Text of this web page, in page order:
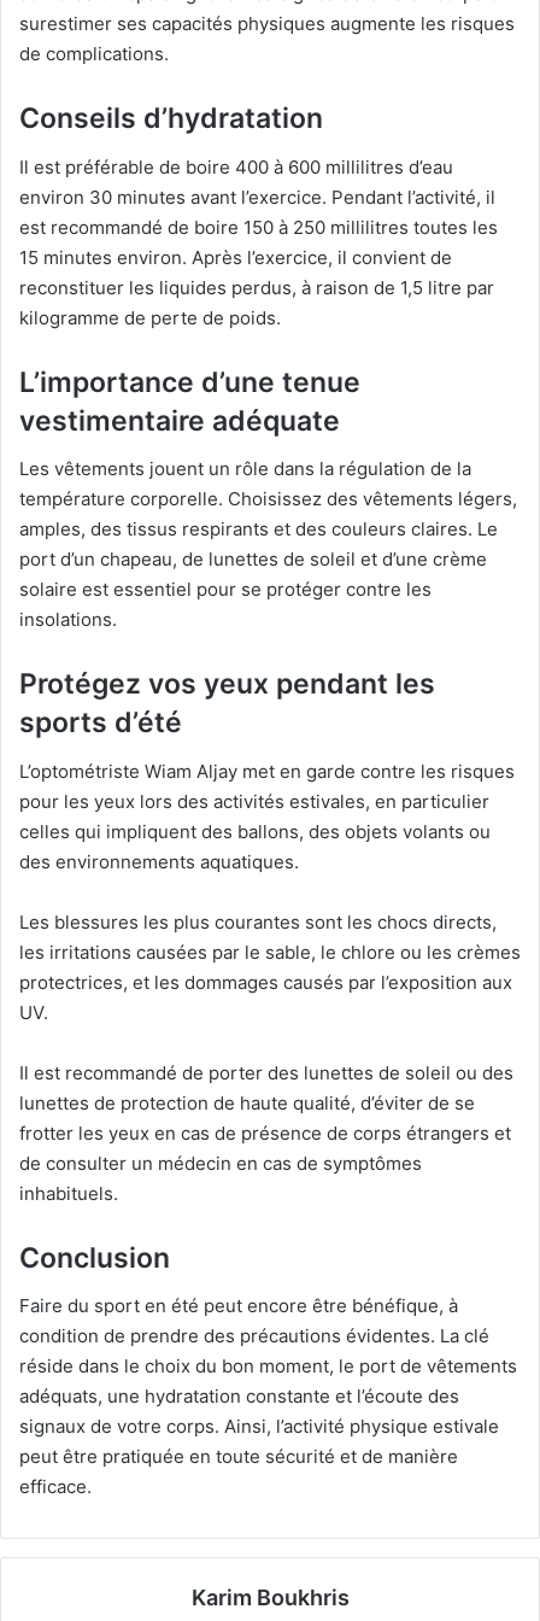
surestimer ses capacités physiques augmente les risques
de complications.
Conseils d’hydratation
Il est préférable de boire 400 à 600 millilitres d’eau
environ 30 minutes avant l’exercice. Pendant l’activité, il
est recommandé de boire 150 à 250 millilitres toutes les
15 minutes environ. Après l’exercice, il convient de
reconstituer les liquides perdus, à raison de 1,5 litre par
kilogramme de perte de poids.
L’importance d’une tenue
vestimentaire adéquate
Les vêtements jouent un rôle dans la régulation de la
température corporelle. Choisissez des vêtements légers,
amples, des tissus respirants et des couleurs claires. Le
port d’un chapeau, de lunettes de soleil et d’une crème
solaire est essentiel pour se protéger contre les
insolations.
Protégez vos yeux pendant les
sports d’été
L’optométriste Wiam Aljay met en garde contre les risques
pour les yeux lors des activités estivales, en particulier
celles qui impliquent des ballons, des objets volants ou
des environnements aquatiques.
Les blessures les plus courantes sont les chocs directs,
les irritations causées par le sable, le chlore ou les crèmes
protectrices, et les dommages causés par l’exposition aux
UV.
Il est recommandé de porter des lunettes de soleil ou des
lunettes de protection de haute qualité, d’éviter de se
frotter les yeux en cas de présence de corps étrangers et
de consulter un médecin en cas de symptômes
inhabituels.
Conclusion
Faire du sport en été peut encore être bénéfique, à
condition de prendre des précautions évidentes. La clé
réside dans le choix du bon moment, le port de vêtements
adéquats, une hydratation constante et l’écoute des
signaux de votre corps. Ainsi, l’activité physique estivale
peut être pratiquée en toute sécurité et de manière
efficace.
Karim Boukhris